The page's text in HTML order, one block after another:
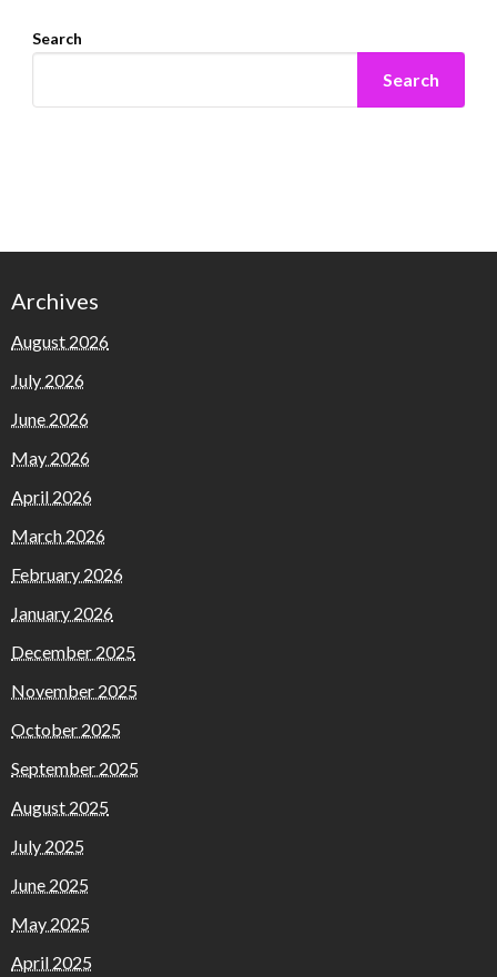
Search
Search
Archives
August 2026
July 2026
June 2026
May 2026
April 2026
March 2026
February 2026
January 2026
December 2025
November 2025
October 2025
September 2025
August 2025
July 2025
June 2025
May 2025
April 2025